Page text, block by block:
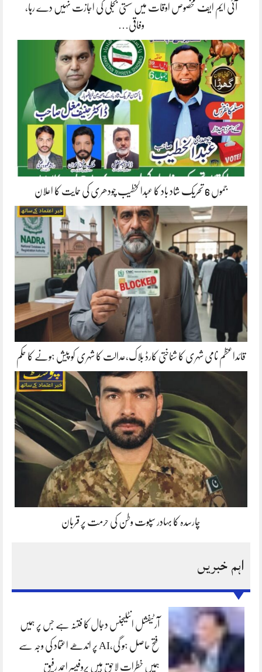
آئی ایم ایف مخصوص اوقات میں سستی بجلی کی اجازت نہیں دے رہا،
وفاقی…
جموں 6 تحریک شاد باد کا عبدالخطیب چودھری کی حمایت کا اعلان
قائداعظم نامی شہری کا شناختی کارڈ بلاک،عدالت کا شہری کو پیش ہونے کا حکم
چارسدہ کا بہادر سپوت وطن کی حرمت پر قربان
اہم خبریں
آرٹیفشل انٹلیجنس دجال کا فتنہ ہے جس پر ہمیں
فتح حاصل ہو گی،AI پر اندھے اعتماد کی وجہ سے
ہمیں خطرات لاحق ہیں پروفیسر احمد رفیق